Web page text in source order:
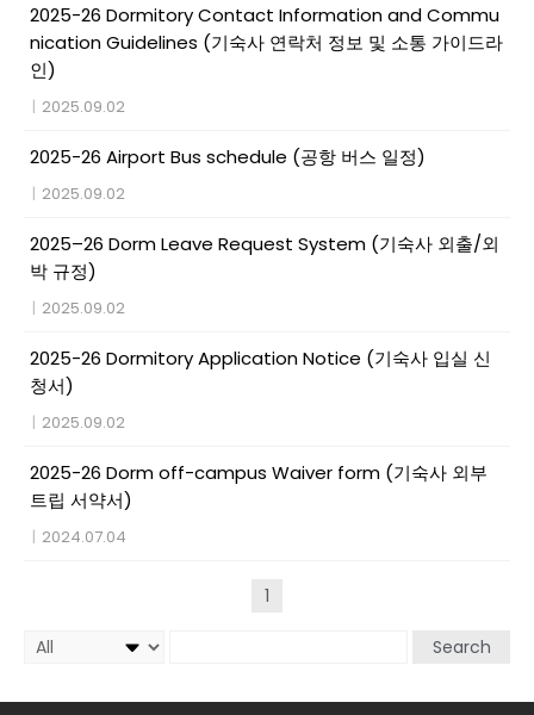
2025-26 Dormitory Contact Information and Commu
nication Guidelines (기숙사 연락처 정보 및 소통 가이드라
인)
| 2025.09.02
2025-26 Airport Bus schedule (공항 버스 일정)
| 2025.09.02
2025–26 Dorm Leave Request System (기숙사 외출/외
박 규정)
| 2025.09.02
2025-26 Dormitory Application Notice (기숙사 입실 신
청서)
| 2025.09.02
2025-26 Dorm off-campus Waiver form (기숙사 외부
트립 서약서)
| 2024.07.04
1
Search